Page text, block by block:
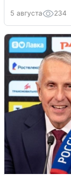
5 августа 234